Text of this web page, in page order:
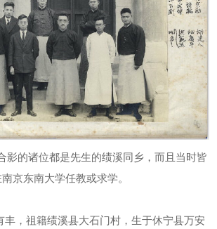
影的诸位都是先生的绩溪同乡，而且当时皆
京东南大学任教或求学。
，祖籍绩溪县大石门村，生于休宁县万安